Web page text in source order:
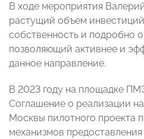
В ходе мероприятия
растущий объем
собственность и подробно
позволяющий активнее и
данное направление.
В 2023 году на площадке
Соглашение о реализации
Москвы пилотного проекта
механизмов